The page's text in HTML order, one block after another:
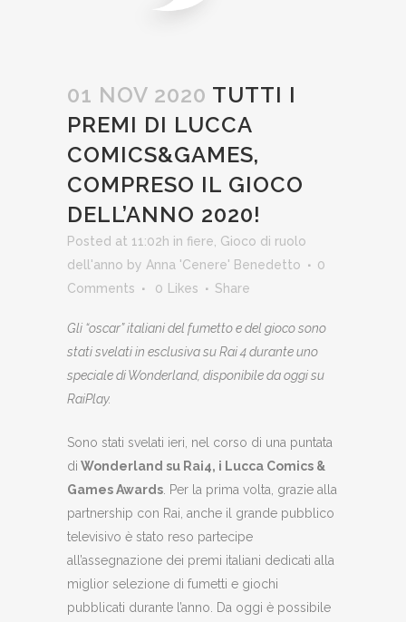
01 NOV 2020 TUTTI I
PREMI DI LUCCA
COMICS&GAMES,
COMPRESO IL GIOCO
DELL’ANNO 2020!
Posted at 11:02h in fiere Gioco di ruolo
dell'anno by Anna 'Cenere' Benedetto
0
Comments
0 Likes Share
Gli “oscar” italiani del fumetto e del gioco sono
stati svelati in esclusiva su Rai 4 durante uno
speciale di Wonderland, disponibile da oggi su
RaiPlay.
Sono stati svelati ieri, nel corso di una puntata
di Wonderland su Rai4, i Lucca Comics &
Games Awards . Per la prima volta, grazie alla
partnership con Rai, anche il grande pubblico
televisivo è stato reso partecipe
all’assegnazione dei premi italiani dedicati alla
miglior selezione di fumetti e giochi
pubblicati durante l’anno. Da oggi è possibile